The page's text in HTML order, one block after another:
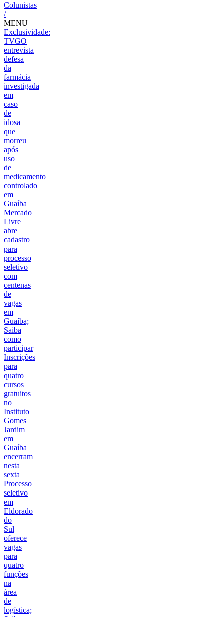
Colunistas
/
MENU
Exclusividade:
TVGO
entrevista
defesa
da
farmácia
investigada
em
caso
de
idosa
que
morreu
após
uso
de
medicamento
controlado
em
Guaíba
Mercado
Livre
abre
cadastro
para
processo
seletivo
com
centenas
de
vagas
em
Guaíba;
Saiba
como
participar
Inscrições
para
quatro
cursos
gratuitos
no
Instituto
Gomes
Jardim
em
Guaíba
encerram
nesta
sexta
Processo
seletivo
em
Eldorado
do
Sul
oferece
vagas
para
quatro
funções
na
área
de
logística;